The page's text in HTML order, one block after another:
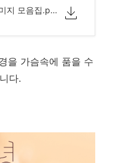
5 10월 인사말 문구 이미지 모음집.png
을 가슴속에 품을 수
다.